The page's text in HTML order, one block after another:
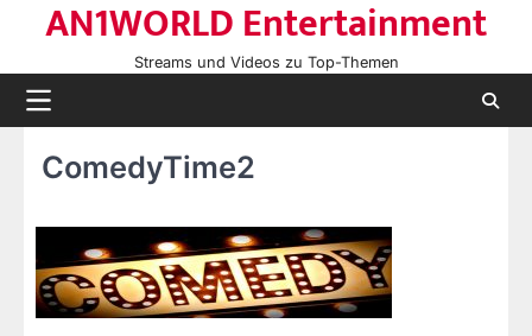
content
AN1WORLD Entertainment
Streams und Videos zu Top-Themen
ComedyTime2